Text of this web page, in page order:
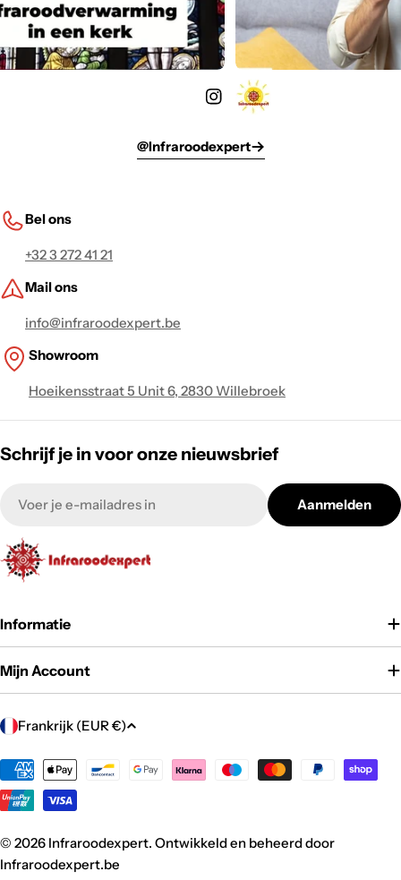
@Infraroodexpert
Bel ons
+32 3 272 41 21
Mail ons
info@infraroodexpert.be
Showroom
Hoeikensstraat 5 Unit 6, 2830 Willebroek
Schrijf je in voor onze nieuwsbrief
mail
Aanmelden
Informatie
Mijn Account
L
n
d
/
r
e
Frankrijk (EUR €)
Betaalmethoden
© 2026 Infraroodexpert. Ontwikkeld en beheerd door
Infraroodexpert.be